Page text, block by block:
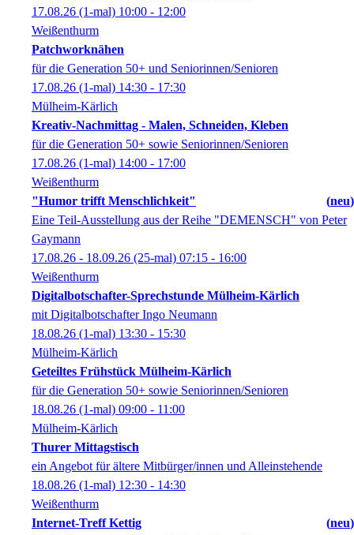
17.08.26 (1-mal) 10:00 - 12:00
Weißenthurm
Patchworknähen
für die Generation 50+ und Seniorinnen/Senioren
17.08.26 (1-mal) 14:30 - 17:30
Mülheim-Kärlich
Kreativ-Nachmittag - Malen, Schneiden, Kleben
für die Generation 50+ sowie Seniorinnen/Senioren
17.08.26 (1-mal) 14:00 - 17:00
Weißenthurm
"Humor trifft Menschlichkeit"
neu
Eine Teil-Ausstellung aus der Reihe "DEMENSCH" von Peter
Gaymann
17.08.26 - 18.09.26 (25-mal) 07:15 - 16:00
Weißenthurm
Digitalbotschafter-Sprechstunde Mülheim-Kärlich
mit Digitalbotschafter Ingo Neumann
18.08.26 (1-mal) 13:30 - 15:30
Mülheim-Kärlich
Geteiltes Frühstück Mülheim-Kärlich
für die Generation 50+ sowie Seniorinnen/Senioren
18.08.26 (1-mal) 09:00 - 11:00
Mülheim-Kärlich
Thurer Mittagstisch
ein Angebot für ältere Mitbürger/innen und Alleinstehende
18.08.26 (1-mal) 12:30 - 14:30
Weißenthurm
Internet-Treff Kettig
neu